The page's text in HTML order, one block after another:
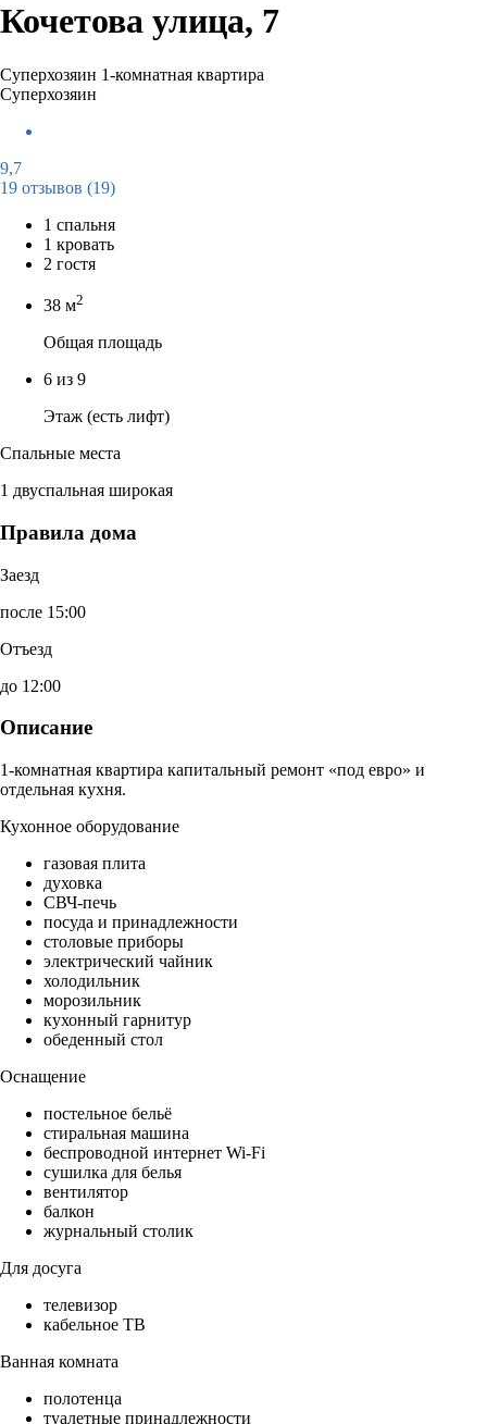
Кочетова улица, 7
Суперхозяин 1-комнатная квартира
Суперхозяин
9,7
19 отзывов (19)
1 спальня
1 кровать
2 гостя
38 м2
Общая площадь
6 из 9
Этаж (есть лифт)
Спальные места
1 двуспальная широкая
Правила дома
Заезд
после 15:00
Отъезд
до 12:00
Описание
1-комнатная квартира капитальный ремонт «под евро» и
отдельная кухня.
Кухонное оборудование
газовая плита
духовка
СВЧ-печь
посуда и принадлежности
столовые приборы
электрический чайник
холодильник
морозильник
кухонный гарнитур
обеденный стол
Оснащение
постельное бельё
стиральная машина
беспроводной интернет Wi-Fi
сушилка для белья
вентилятор
балкон
журнальный столик
Для досуга
телевизор
кабельное ТВ
Ванная комната
полотенца
туалетные принадлежности